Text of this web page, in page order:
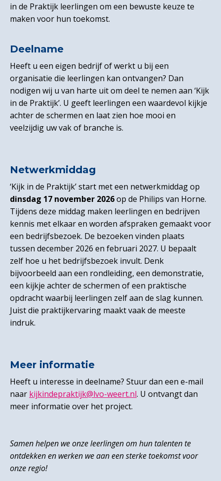
in de Praktijk leerlingen om een bewuste keuze te
maken voor hun toekomst.
Deelname
Heeft u een eigen bedrijf of werkt u bij een
organisatie die leerlingen kan ontvangen? Dan
nodigen wij u van harte uit om deel te nemen aan ‘Kijk
in de Praktijk’. U geeft leerlingen een waardevol kijkje
achter de schermen en laat zien hoe mooi en
veelzijdig uw vak of branche is.
Netwerkmiddag
‘Kijk in de Praktijk’ start met een netwerkmiddag op
dinsdag 17 november 2026op de Philips van Horne.
Tijdens deze middag maken leerlingen en bedrijven
kennis met elkaar en worden afspraken gemaakt voor
een bedrijfsbezoek. De bezoeken vinden plaats
tussen december 2026 en februari 2027. U bepaalt
zelf hoe u het bedrijfsbezoek invult. Denk
bijvoorbeeld aan een rondleiding, een demonstratie,
een kijkje achter de schermen of een praktische
opdracht waarbij leerlingen zelf aan de slag kunnen.
Juist die praktijkervaring maakt vaak de meeste
indruk.
Meer informatie
Heeft u interesse in deelname? Stuur dan een e-mail
naar kijkindepraktijk@lvo-weert.nl. U ontvangt dan
meer informatie over het project.
Samen helpen we onze leerlingen om hun talenten te
ontdekken en werken we aan een sterke toekomst voor
onze regio!